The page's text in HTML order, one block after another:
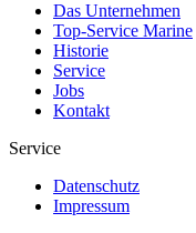
Das Unternehmen
Top-Service Marine
Historie
Service
Jobs
Kontakt
Service
Datenschutz
Impressum